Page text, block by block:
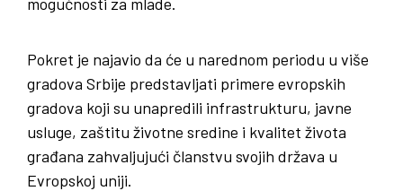
Pokret je najavio da će u narednom periodu u više
gradova Srbije predstavljati primere evropskih
gradova koji su unapredili infrastrukturu, javne
usluge, zaštitu životne sredine i kvalitet života
građana zahvaljujući članstvu svojih država u
Evropskoj uniji.